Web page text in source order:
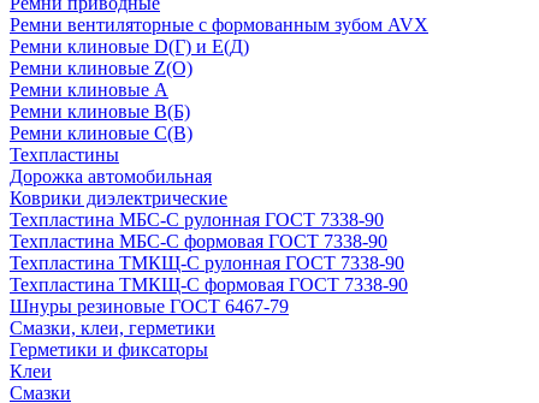
Ремни вентиляторные с формованным зубом AVX
Ремни клиновые D(Г) и Е(Д)
Ремни клиновые Z(О)
Ремни клиновые А
Ремни клиновые В(Б)
Ремни клиновые С(В)
Техпластины
Дорожка автомобильная
Коврики диэлектрические
Техпластина МБС-С рулонная ГОСТ 7338-90
Техпластина МБС-С формовая ГОСТ 7338-90
Техпластина ТМКЩ-С рулонная ГОСТ 7338-90
Техпластина ТМКЩ-С формовая ГОСТ 7338-90
Шнуры резиновые ГОСТ 6467-79
Смазки, клеи, герметики
Герметики и фиксаторы
Клеи
Смазки